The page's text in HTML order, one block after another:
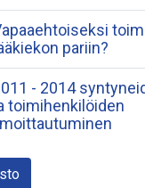
pariin?
- 2014
toimihenkilöiden